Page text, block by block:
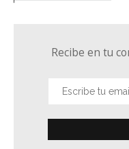
Recibe en tu